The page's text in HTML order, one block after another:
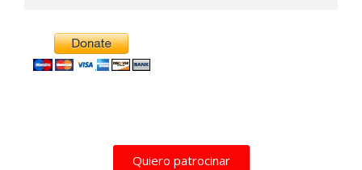
Quiero patrocinar